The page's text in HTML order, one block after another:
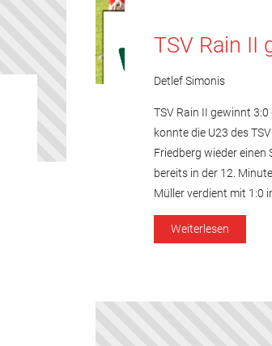
TSV Rain II
Detlef Simonis
TSV Rain II gewinnt
konnte die U23 des
Friedberg wieder
bereits in der 12.
Müller verdient mit 1:0
Weiterlesen